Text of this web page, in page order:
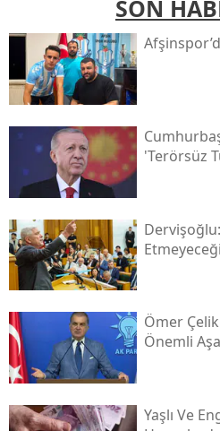
SON
'terörsüz
Ömer
Önemli
Yaşlı Ve